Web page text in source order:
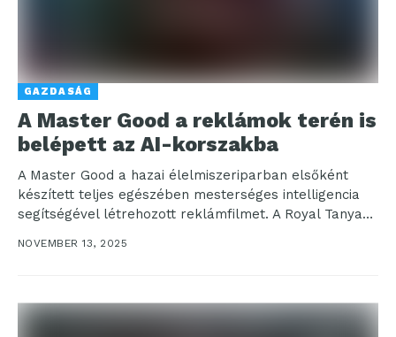
GAZDASÁG
A Master Good a reklámok terén is
belépett az AI-korszakba
A Master Good a hazai élelmiszeriparban elsőként
készített teljes egészében mesterséges intelligencia
segítségével létrehozott reklámfilmet. A Royal Tanyasi
látványában...
NOVEMBER 13, 2025